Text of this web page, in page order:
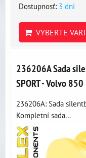
Dostupnosť: 3 dni
VYBERTE
236206A Sada
SPORT - Volvo
236206A: Sada
Kompletní sada...